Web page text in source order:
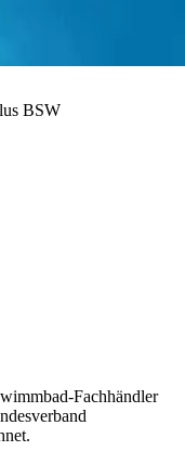
BSW
Fachhändler